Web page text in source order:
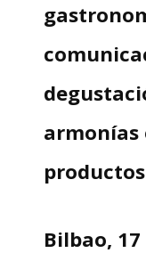
Bilbao,